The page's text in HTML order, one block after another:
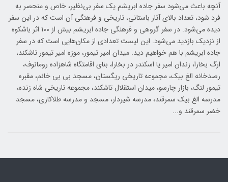
آنچه باعث می‌شود سفر جاده ابریشم یک سفر بی‌نظیر، خاص و منحصر به
فرد شود، تعداد بالای آثار باستانی، تاریخی و فرهنگی آن است که در این سفر
دیده می‌شود. در سفر گروهی و فرهنگی جاده ابریشم بیش از 100 اثر باشکوه
از نزدیک بازدید می‌شود. این لیست تعدادی از مکان‌هایی است که در سفر
جاده ابریشم با هم خواهیم دید. میدان امیر تیمور، موزه امیر تیمور تاشکند،
ارگ بخارا، زندان امیر یا اسکندر در بخارا، بنای اقامتگاه شاهزاده رومانوف،
رصدخانه الغ بیک، مجموعه تاریخی ریگستان، مسجد بی بی خانم، مقبره
تیمور لنگ، بازار چارسو، میدان استقلال تاشکند، مجموعه تاریخی شاه زنده،
مدرسه الغ بیک سمرقند، مدرسه شیردار، مسجد و مدرسه طلاکاری، مسجد
خضر سمرقند و...